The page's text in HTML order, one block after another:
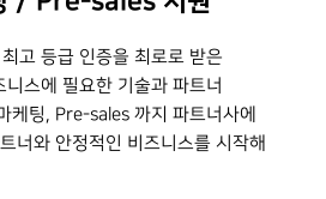
고 등급 인증을 최로로 받은
스에 필요한 기술과 파트너
케팅, Pre-sales 까지 파트너사에
너와 안정적인 비즈니스를 시작해